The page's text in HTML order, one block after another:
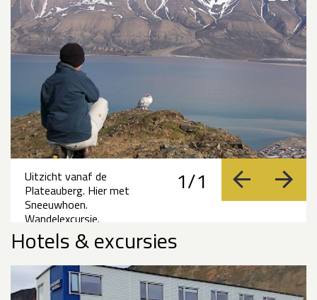
1/1 vorige
Uitzicht vanaf de
Plateauberg. Hier met
Sneeuwhoen.
Wandelexcursie.
Hotels & excursies